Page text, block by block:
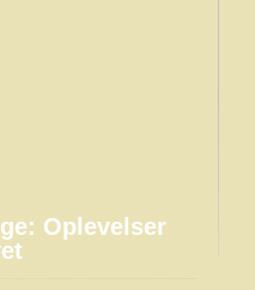
Oplevelser